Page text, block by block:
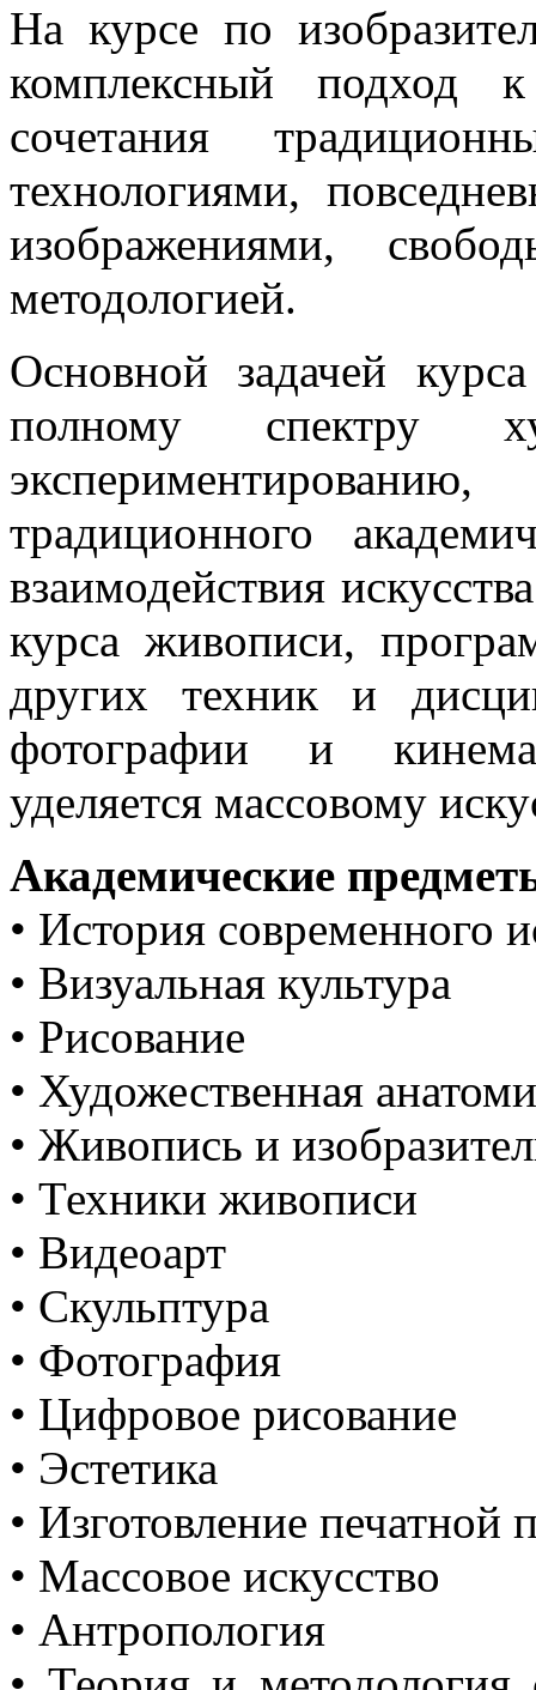
На курсе по
комплексный подход к
сочетания
технологиями,
изображениями,
методологией.
Основной задачей
полному спектру
традиционного
взаимодействия
курса живописи,
других техник и
фотографии и
уделяется массовому
Академические
• История современного
• Визуальная культура
• Рисование
• Художественная
• Живопись и
• Техники живописи
• Видеоарт
• Скульптура
• Фотография
• Цифровое рисование
• Эстетика
• Изготовление печатной
• Массовое искусство
• Антропология